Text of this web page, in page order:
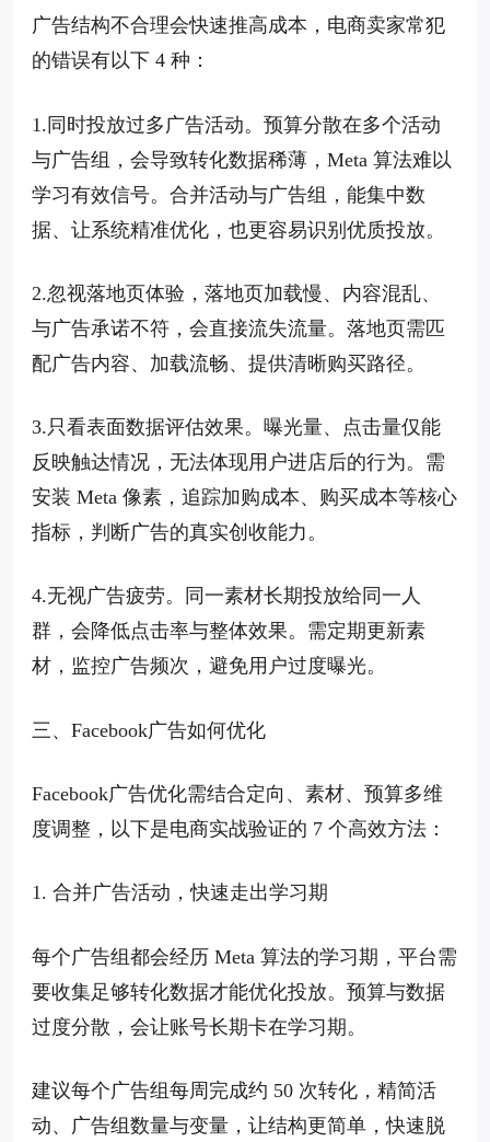
广告结构不合理会快速推高成本，电商卖家常犯
的错误有以下 4 种：
1.同时投放过多广告活动。预算分散在多个活动
与广告组，会导致转化数据稀薄，Meta 算法难以
学习有效信号。合并活动与广告组，能集中数
据、让系统精准优化，也更容易识别优质投放。
2.忽视落地页体验，落地页加载慢、内容混乱、
与广告承诺不符，会直接流失流量。落地页需匹
配广告内容、加载流畅、提供清晰购买路径。
3.只看表面数据评估效果。曝光量、点击量仅能
反映触达情况，无法体现用户进店后的行为。需
安装 Meta 像素，追踪加购成本、购买成本等核心
指标，判断广告的真实创收能力。
4.无视广告疲劳。同一素材长期投放给同一人
群，会降低点击率与整体效果。需定期更新素
材，监控广告频次，避免用户过度曝光。
三、Facebook广告如何优化
Facebook广告优化需结合定向、素材、预算多维
度调整，以下是电商实战验证的 7 个高效方法：
1. 合并广告活动，快速走出学习期
每个广告组都会经历 Meta 算法的学习期，平台需
要收集足够转化数据才能优化投放。预算与数据
过度分散，会让账号长期卡在学习期。
建议每个广告组每周完成约 50 次转化，精简活
动、广告组数量与变量，让结构更简单，快速脱